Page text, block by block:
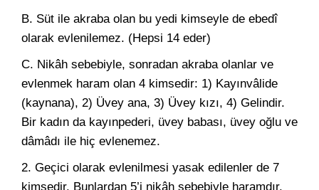
B. Süt ile akraba olan bu yedi kimseyle de ebedî
olarak evlenilemez. (Hepsi 14 eder)
C. Nikâh sebebiyle, sonradan akraba olanlar ve
evlenmek haram olan 4 kimsedir: 1) Kayınvâlide
(kaynana), 2) Üvey ana, 3) Üvey kızı, 4) Gelindir.
Bir kadın da kayınpederi, üvey babası, üvey oğlu ve
dâmâdı ile hiç evlenemez.
2. Geçici olarak evlenilmesi yasak edilenler de 7
kimsedir. Bunlardan 5’i nikâh sebebiyle haramdır.